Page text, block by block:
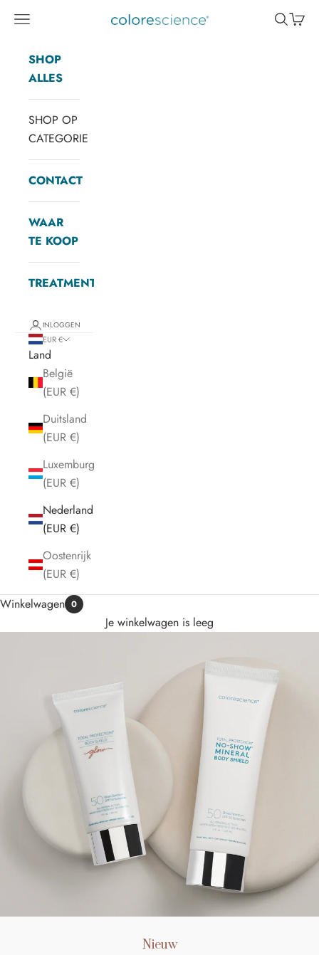
Colorescience
Menu Zoeken
SHOP
ALLES
SHOP OP
CATEGORIE
CONTACT
WAAR
TE KOOP
TREATMENTS
INLOGGEN
EUR €
Land
België
(EUR €)
Duitsland
(EUR €)
Luxemburg
(EUR €)
Nederland
(EUR €)
Oostenrijk
(EUR €)
Winkelwagen 0
Je winkelwagen is leeg
Nieuw